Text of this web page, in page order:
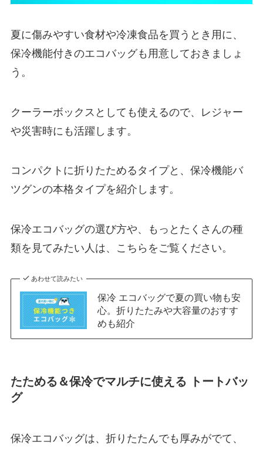
夏に傷みやすい食材や冷凍食品を買うとき用に、
保冷機能付きのエコバッグも用意しておきましょ
う。
クーラーボックスとしても使えるので、レジャー
や災害時にも活躍します。
コンパクトに折りたためるタイプと、保冷機能バ
ツグンの本格タイプを紹介します。
保冷エコバッグの選び方や、もっとたくさんの種
類を見てみたい人は、こちらをご覧ください。
あわせて読みたい
保冷 エコバッグで夏の買い物も安
心。折りたたみや大容量のおすす
めも紹介
たためる＆保冷でマルチに使える トートバッ
グ
保冷エコバッグは、折りたたんでも厚みがでて、